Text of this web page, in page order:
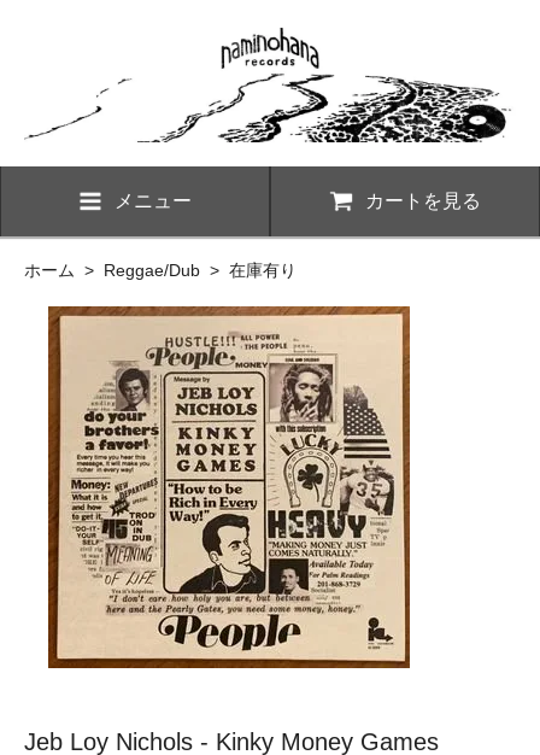
メニュー カートを見る
ホーム > Reggae/Dub > 在庫有り
Jeb Loy Nichols - Kinky Money Games